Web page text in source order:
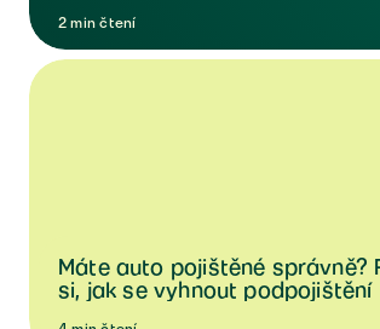
2minčtení
Máte auto pojištěné správně?
si, jak se vyhnout podpojištění